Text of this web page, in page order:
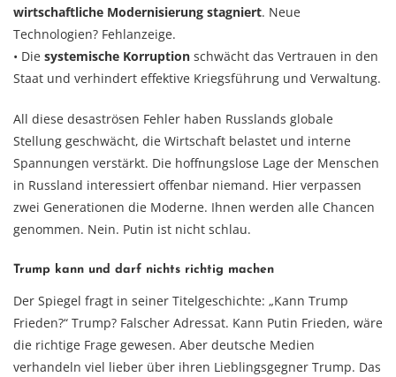
wirtschaftliche Modernisierung stagniert. Neue
Technologien? Fehlanzeige.
• Die systemische Korruption schwächt das Vertrauen in den
Staat und verhindert effektive Kriegsführung und Verwaltung.
All diese desaströsen Fehler haben Russlands globale
Stellung geschwächt, die Wirtschaft belastet und interne
Spannungen verstärkt. Die hoffnungslose Lage der Menschen
in Russland interessiert offenbar niemand. Hier verpassen
zwei Generationen die Moderne. Ihnen werden alle Chancen
genommen. Nein. Putin ist nicht schlau.
Trump kann und darf nichts richtig machen
Der Spiegel fragt in seiner Titelgeschichte: „Kann Trump
Frieden?“ Trump? Falscher Adressat. Kann Putin Frieden, wäre
die richtige Frage gewesen. Aber deutsche Medien
verhandeln viel lieber über ihren Lieblingsgegner Trump. Das